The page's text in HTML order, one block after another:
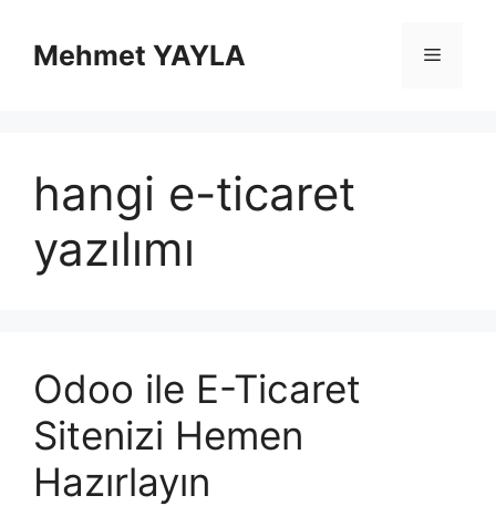
Mehmet YAYLA Menü
hangi e-ticaret
yazılımı
Odoo ile E-Ticaret
Sitenizi Hemen
Hazırlayın